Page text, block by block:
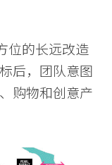
位的长远改造
后，团队意图
购物和创意产